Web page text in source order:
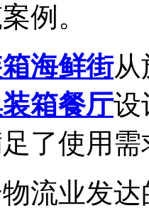
例。
海鲜街从
箱餐厅设
了使用
流业发